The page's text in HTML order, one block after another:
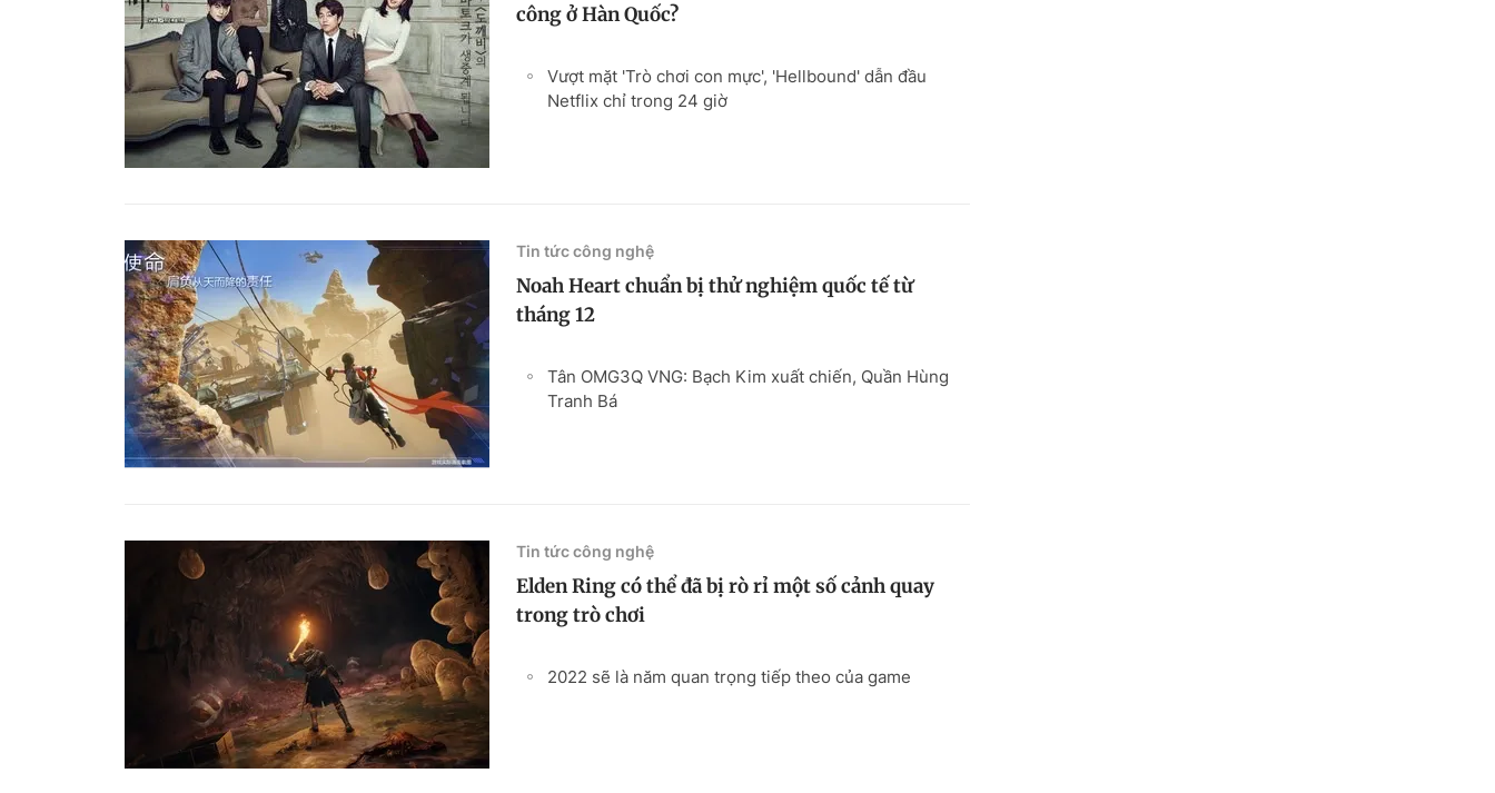
công ở Hàn Quốc?
Vượt mặt 'Trò chơi con mực', 'Hellbound' dẫn đầu
Netflix chỉ trong 24 giờ
Tin tức công nghệ
Noah Heart chuẩn bị thử nghiệm quốc tế từ
tháng 12
Tân OMG3Q VNG: Bạch Kim xuất chiến, Quần Hùng
Tranh Bá
Tin tức công nghệ
Elden Ring có thể đã bị rò rỉ một số cảnh quay
trong trò chơi
2022 sẽ là năm quan trọng tiếp theo của game